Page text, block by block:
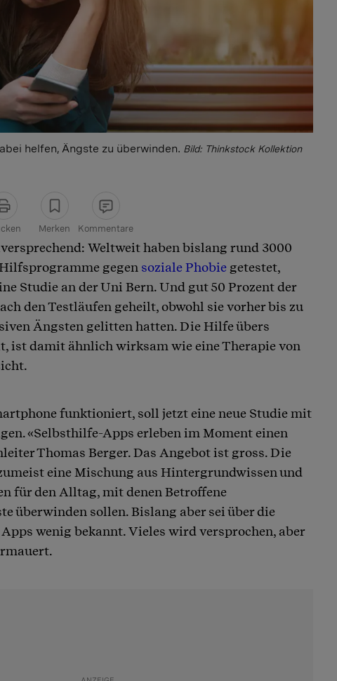
helfen, Ängste zu überwinden. Bild: Thinkstock Kollektion
Merken Kommentare
Weltweit haben bislang rund 3000
gegen soziale Phobie getestet,
Studie an der Uni Bern. Und gut 50 Prozent der
den Testläufen geheilt, obwohl sie vorher bis zu
Ängsten gelitten hatten. Die Hilfe übers
ist damit ähnlich wirksam wie eine Therapie von
funktioniert, soll jetzt eine neue Studie mit
«Selbsthilfe-Apps erleben im Moment einen
Thomas Berger. Das Angebot ist gross. Die
eine Mischung aus Hintergrundwissen und
für den Alltag, mit denen Betroffene
überwinden sollen. Bislang aber sei über die
wenig bekannt. Vieles wird versprochen, aber